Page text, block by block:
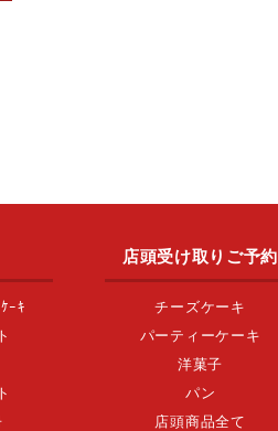
ｰｷ
店頭受け取りご予約
チーズケーキ
パーティーケーキ
洋菓子
パン
店頭商品全て